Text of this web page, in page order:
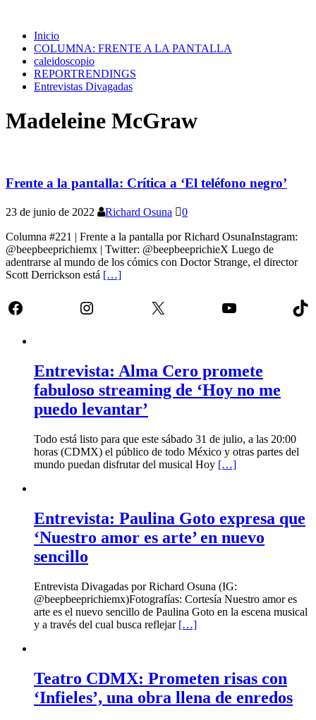
Inicio
COLUMNA: FRENTE A LA PANTALLA
caleidoscopio
REPORTRENDINGS
Entrevistas Divagadas
Madeleine McGraw
Frente a la pantalla: Crítica a ‘El teléfono negro’
23 de junio de 2022 Richard Osuna 0
Columna #221 | Frente a la pantalla por Richard OsunaInstagram:
@beepbeeprichiemx | Twitter: @beepbeeprichieX Luego de
adentrarse al mundo de los cómics con Doctor Strange, el director
Scott Derrickson está […]
Facebook Instagram X YouTube
Entrevista: Alma Cero promete
fabuloso streaming de ‘Hoy no me
puedo levantar’
Todo está listo para que este sábado 31 de julio, a las 20:00
horas (CDMX) el público de todo México y otras partes del
mundo puedan disfrutar del musical Hoy […]
Entrevista: Paulina Goto expresa que
‘Nuestro amor es arte’ en nuevo
sencillo
Entrevista Divagadas por Richard Osuna (IG:
@beepbeeprichiemx)Fotografías: Cortesía Nuestro amor es
arte es el nuevo sencillo de Paulina Goto en la escena musical
y a través del cual busca reflejar […]
Teatro CDMX: Prometen risas con
‘Infieles’, una obra llena de enredos